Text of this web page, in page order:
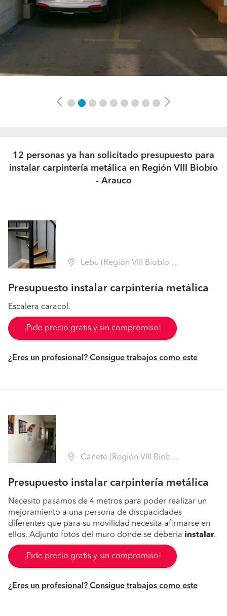
Previous Next
12 personas ya han solicitado presupuesto para
instalar carpintería metálica en Región VIII Biobío
- Arauco
Lebu (Región VIII Biobío - Arauco)
Presupuesto instalar carpintería metálica
Escalera caracol.
¡Pide precio gratis y sin compromiso!
¿Eres un profesional? Consigue trabajos como este
Cañete (Región VIII Biobío - Arauco)
Presupuesto instalar carpintería metálica
Necesito pasamos de 4 metros para poder realizar un
mejoramiento a una persona de discpacidades
diferentes que para su movilidad necesita afirmarse en
ellos. Adjunto fotos del muro donde se deberia instalar.
¡Pide precio gratis y sin compromiso!
¿Eres un profesional? Consigue trabajos como este